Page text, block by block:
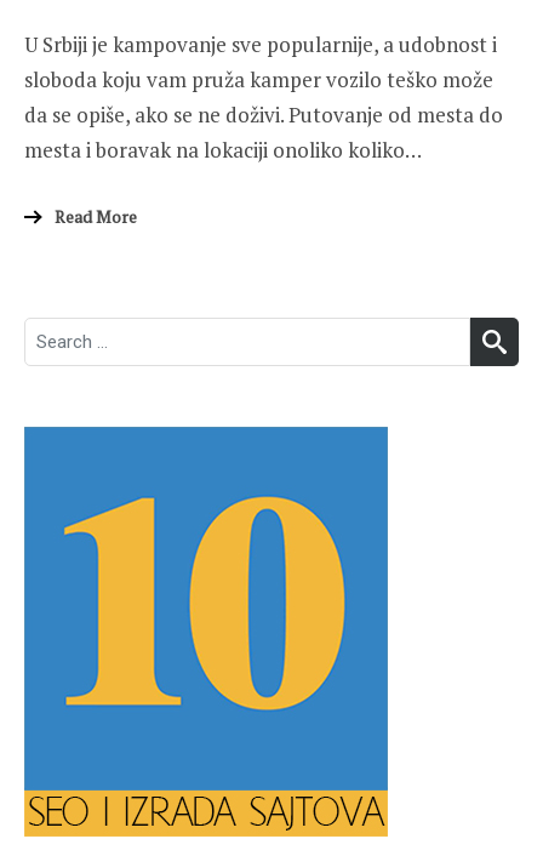
U Srbiji je kampovanje sve popularnije, a udobnost i
sloboda koju vam pruža kamper vozilo teško može
da se opiše, ako se ne doživi. Putovanje od mesta do
mesta i boravak na lokaciji onoliko koliko…
Read More
Search
for: